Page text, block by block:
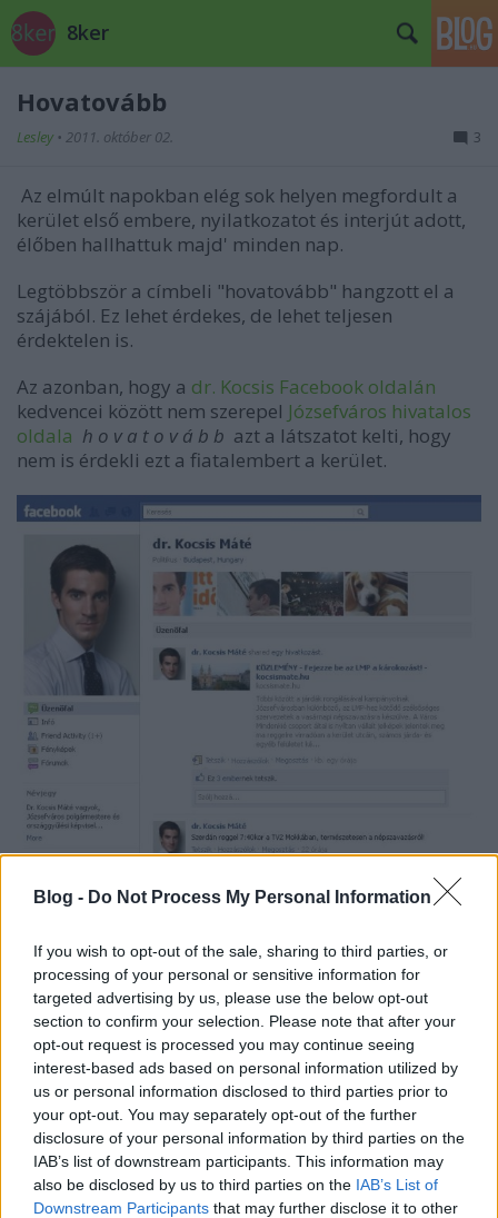
Blog - Do Not Process My Personal Information
If you wish to opt-out of the sale, sharing to third parties, or
processing of your personal or sensitive information for
targeted advertising by us, please use the below opt-out
section to confirm your selection. Please note that after your
opt-out request is processed you may continue seeing
interest-based ads based on personal information utilized by
us or personal information disclosed to third parties prior to
your opt-out. You may separately opt-out of the further
disclosure of your personal information by third parties on the
IAB’s list of downstream participants. This information may
also be disclosed by us to third parties on the IAB’s List of
Downstream Participants that may further disclose it to other
8ker
Hovatovább
Lesley • 2011. október 02. 3
Az elmúlt napokban elég sok helyen megfordult a
kerület első embere, nyilatkozatot és interjút adott,
élőben hallhattuk majd' minden nap.
Legtöbbször a címbeli "hovatovább" hangzott el a
szájából. Ez lehet érdekes, de lehet teljesen
érdektelen is.
Az azonban, hogy a dr. Kocsis Facebook oldalán
kedvencei között nem szerepel Józsefváros hivatalos
oldala h o v a t o v á b b azt a látszatot kelti, hogy
nem is érdekli ezt a fiatalembert a kerület.
Megértjük, persze, kicsi ez a királyság.
Megkockáztatom, ha tényleg nem lehetnek majd a
polgármesterek országgyűlési képviselők is (hiú
ábránd!), gondolkodás nélkül az országgyűlési